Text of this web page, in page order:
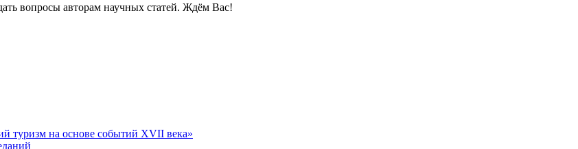
вопросы авторам научных статей. Ждём Вас!
туризм на основе событий XVII века»